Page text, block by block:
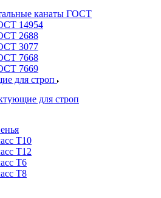
канаты ГОСТ
14954
2688
3077
7668
7669
для строп
для строп
Т10
Т12
Т6
Т8